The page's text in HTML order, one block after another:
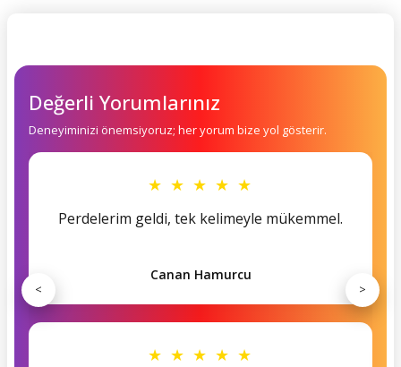
Değerli Yorumlarınız
Deneyiminizi önemsiyoruz; her yorum bize yol gösterir.
★ ★ ★ ★ ★
Perdelerim geldi, tek kelimeyle mükemmel.
Canan Hamurcu
★ ★ ★ ★ ★
< >